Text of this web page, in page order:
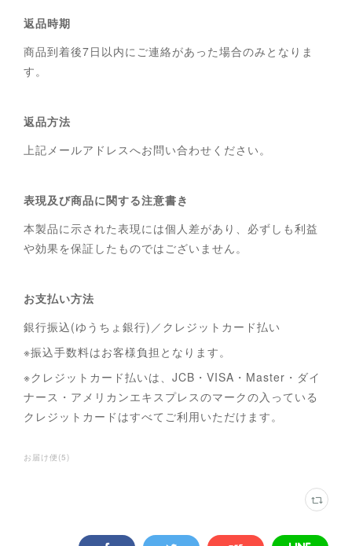
返品時期
商品到着後7日以内にご連絡があった場合のみとなりま
す。
返品方法
上記メールアドレスへお問い合わせください。
表現及び商品に関する注意書き
本製品に示された表現には個人差があり、必ずしも利益
や効果を保証したものではございません。
お支払い方法
銀行振込(ゆうちょ銀行)／クレジットカード払い
※振込手数料はお客様負担となります。
※クレジットカード払いは、JCB・VISA・Master・ダイ
ナース・アメリカンエキスプレスのマークの入っている
クレジットカードはすべてご利用いただけます。
お届け便 (5)